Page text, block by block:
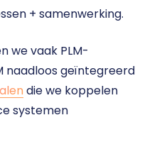
+ samenwerking.
we vaak PLM-
naadloos geïntegreerd
die we koppelen
systemen